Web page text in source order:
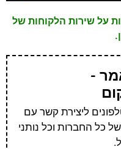
על שירות הלקוחות של
-
ליצירת קשר עם
כל החברות וכל נותני